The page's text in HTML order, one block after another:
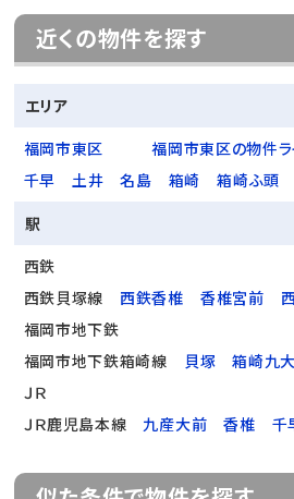
近くの物件を探す
エリア
福岡市東区
福岡市東区の物件ラ
千早
土井 名島 箱崎
箱崎ふ頭
駅
西鉄
西鉄貝塚線
西鉄香椎 香椎宮前
福岡市地下鉄
福岡市地下鉄箱崎線
貝塚 箱崎九
ＪＲ
ＪＲ鹿児島本線
九産大前 香椎 千